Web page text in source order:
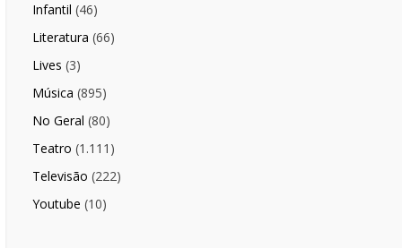
Infantil (46)
Literatura (66)
Lives (3)
Música (895)
No Geral (80)
Teatro (1.111)
Televisão (222)
Youtube (10)